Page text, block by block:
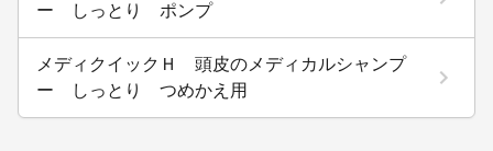
ー しっとり ポンプ
メディクイックＨ 頭皮のメディカルシャンプ
ー しっとり つめかえ用